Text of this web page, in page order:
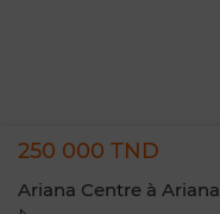
250 000 TND
Ariana Centre à Ariana